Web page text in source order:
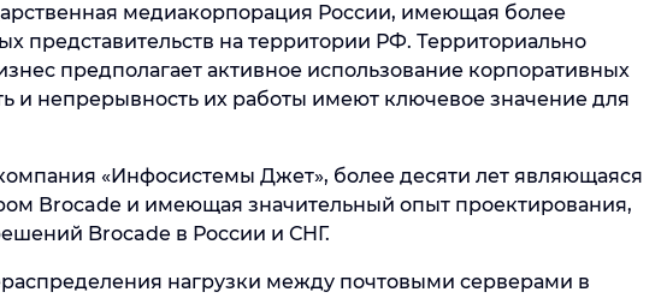
медиакорпорация России, имеющая более
представительств на территории РФ. Территориально
предполагает активное использование корпоративных
и непрерывность их работы имеют ключевое значение для
«Инфосистемы Джет», более десяти лет являющаяся
Вrocade и имеющая значительный опыт проектирования,
Brocade в России и СНГ.
нагрузки между почтовыми серверами в